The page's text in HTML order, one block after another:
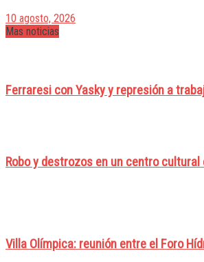
10 agosto, 2026
Mas noticias
Ferraresi con Yasky y represión a
Robo y destrozos en un centro cultural
Villa Olímpica: reunión entre el Foro